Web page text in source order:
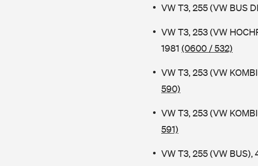
VW T3, 255 (VW BUS
VW T3, 253 (VW
1981 (0600 / 532)
VW T3, 253 (VW
590)
VW T3, 253 (VW
591)
VW T3, 255 (VW